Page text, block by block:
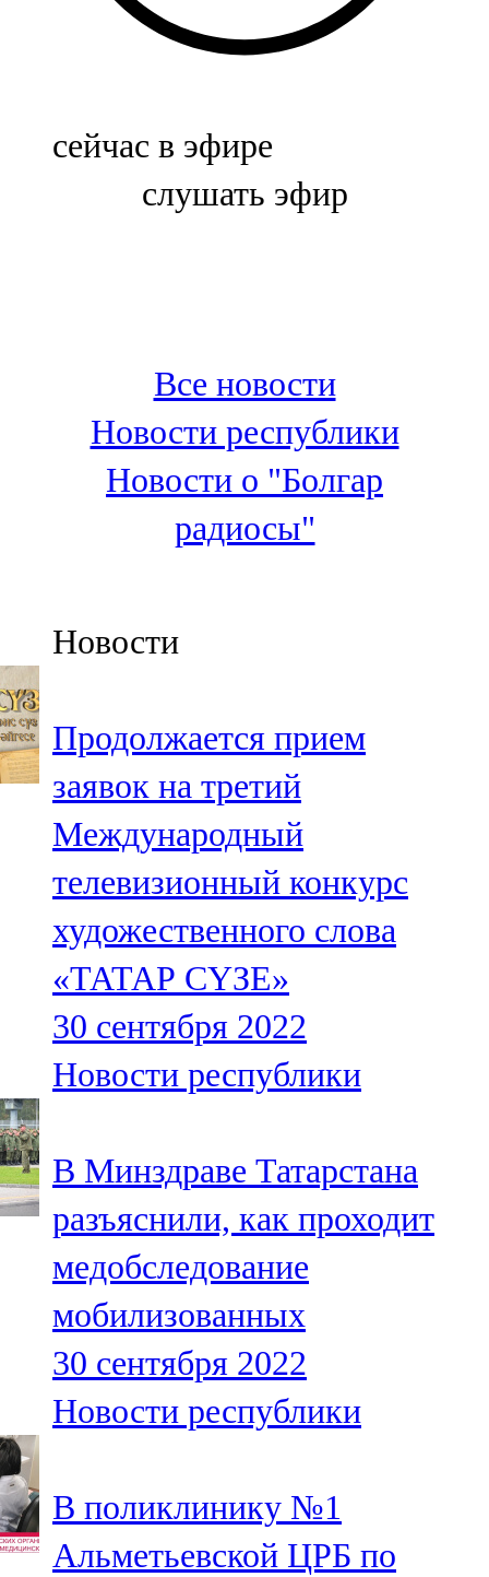
Биләр
Болгар
100,3 FM
Зәй
106,6 FM
Кадыбаш
105,2 FM
91,5 FM
106,1 FM
Кама тамагы
71,51 FM
Кукмара
107,9 FM
Лениногорский
102,1 FM
Мамадыш
Минзәлә
107,3 FM
Мөслим
100,0 FM
Нурлат
104,7 FM
71,42 FM
Сарман
сейчас в эфире
слушать эфир
Все новости
Новости республики
Новости о "Болгар
радиосы"
Новости
Продолжается прием
заявок на третий
Международный
телевизионный конкурс
художественного слова
«ТАТАР СҮЗЕ»
30 сентября 2022
Новости республики
В Минздраве Татарстана
разъяснили, как проходит
медобследование
мобилизованных
30 сентября 2022
Новости республики
В поликлинику №1
Альметьевской ЦРБ по